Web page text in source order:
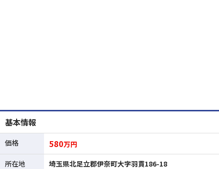
基本情報
価格 580万円
所在地
埼玉県北足立郡伊奈町大字羽貫186-18